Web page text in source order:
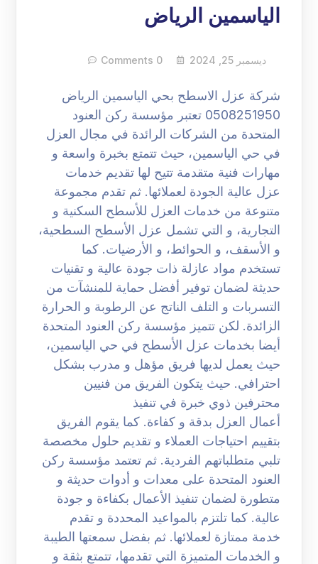
الياسمين الرياض
ديسمبر 25, 2024 0 Comments
شركة عزل الاسطح بحي الياسمين الرياض
0508251950 تعتبر مؤسسة ركن العنود
المتحدة من الشركات الرائدة في مجال العزل
في حي الياسمين، حيث تتمتع بخبرة واسعة و
مهارات فنية متقدمة تتيح لها تقديم خدمات
عزل عالية الجودة لعملائها. ثم تقدم مجموعة
متنوعة من خدمات العزل للأسطح السكنية و
التجارية، و التي تشمل عزل الأسطح السطحية،
و الأسقف، و الحوائط، و الأرضيات. كما
تستخدم مواد عازلة ذات جودة عالية و تقنيات
حديثة لضمان توفير أفضل حماية للمنشآت من
التسربات و التلف الناتج عن الرطوبة و الحرارة
الزائدة. لكن تتميز مؤسسة ركن العنود المتحدة
أيضا بخدمات عزل الأسطح في حي الياسمين،
حيث يعمل لديها فريق مؤهل و مدرب بشكل
احترافي. حيث يتكون الفريق من فنيين
محترفين ذوي خبرة في تنفيذ
أعمال العزل بدقة و كفاءة. كما يقوم الفريق
بتقييم احتياجات العملاء و تقديم حلول مخصصة
تلبي متطلباتهم الفردية. ثم تعتمد مؤسسة ركن
العنود المتحدة على معدات و أدوات حديثة و
متطورة لضمان تنفيذ الأعمال بكفاءة و جودة
عالية. كما تلتزم بالمواعيد المحددة و تقدم
خدمة ممتازة لعملائها. ثم بفضل سمعتها الطيبة
و الخدمات المتميزة التي تقدمها، تتمتع بثقة و